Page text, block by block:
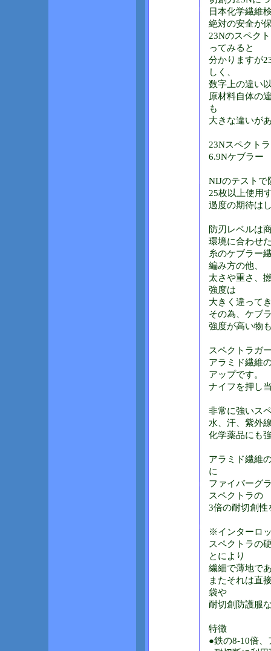
日本化学繊維
絶対の安全が
23Nのスペク
ってみると
分かりますが
しく、
数字上の違い
原材料自体の
も
大きな違いが
23Nスペク
6.9Nケブラ
NIJのテストで
25枚以上使用
過度の期待は
防刃レベルは
環境に合わせ
糸のケブラー
編み方の他、
太さや重さ、
強度は
大きく違って
その為、ケブ
強度が高い物
スペクトラガ
アラミド繊維
アップです。
ナイフを押し
非常に強いス
水、汗、紫外
化学薬品にも
アラミド繊維
に
ファイバーグ
スペクトラの
3倍の耐切創性
※インターロ
スペクトラの
とにより
繊細で薄地で
またそれは直
袋や
耐切創防護服
特徴
●鉄の8-10倍